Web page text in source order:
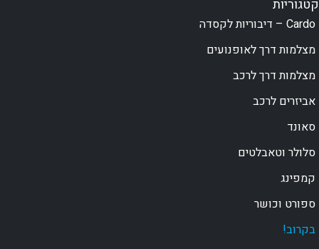
קטגוריות
Cardo – דיבוריות לקסדה
מצלמות דרך לאופנועים
מצלמות דרך לרכב
אביזרים לרכב
סאונד
סלולר וטאבלטים
קמפינג
ספורט וכושר
בקרוב!